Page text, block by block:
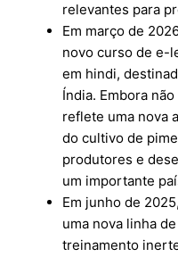
relevantes para
Em março de
novo curso de e-
em hindi,
Índia. Embora
reflete uma nova
do cultivo de
produtores e
um importante
Em junho de
uma nova linha
treinamento